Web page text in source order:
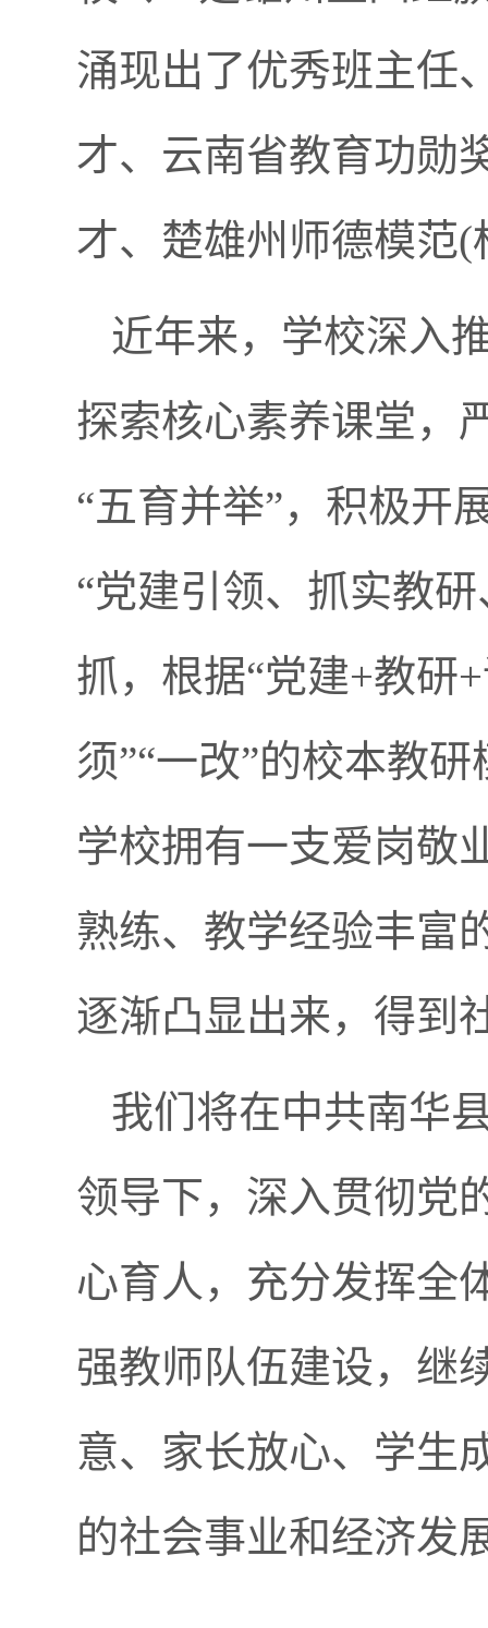
涌现出了优秀班主任
才、云南省教育功勋
才、楚雄州师德模范
近年来，学校深入
探索核心素养课堂，
“五育并举”，积极开
“党建引领、抓实教
抓，根据“党建+教研
须”“一改”的校本教
学校拥有一支爱岗敬
熟练、教学经验丰富
逐渐凸显出来，得到
我们将在中共南华
领导下，深入贯彻党
心育人，充分发挥全
强教师队伍建设，继
意、家长放心、学生
的社会事业和经济发